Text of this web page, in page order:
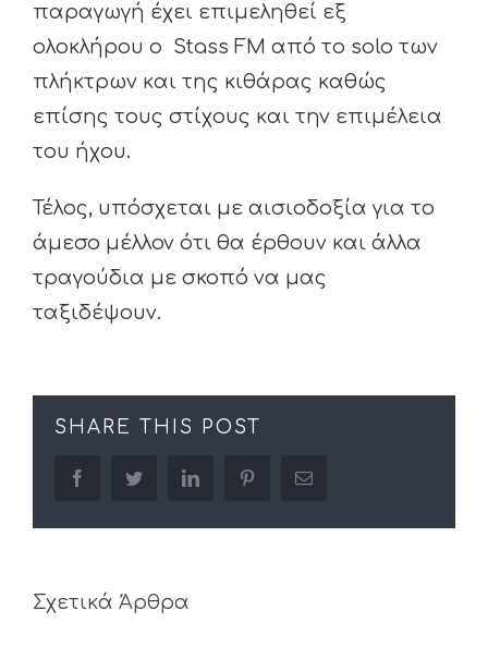
παραγωγή έχει επιμεληθεί εξ
ολοκλήρου ο Stass FM από το solo των
πλήκτρων και της κιθάρας καθώς
επίσης τους στίχους και την επιμέλεια
του ήχου.
Τέλος, υπόσχεται με αισιοδοξία για το
άμεσο μέλλον ότι θα έρθουν και άλλα
τραγούδια με σκοπό να μας
ταξιδέψουν.
SHARE THIS POST
facebooktwitter linkedin pinterestEmail
Σχετικά Άρθρα